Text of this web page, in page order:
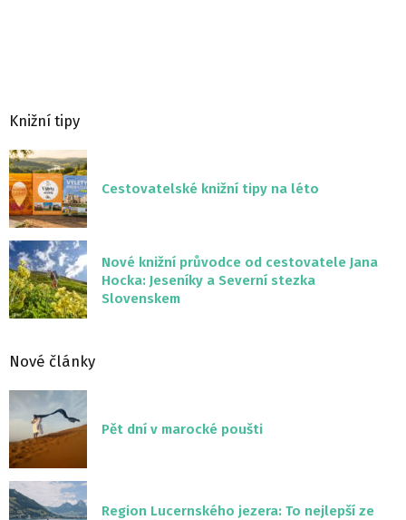
Knižní tipy
Cestovatelské knižní tipy na léto
Nové knižní průvodce od cestovatele Jana
Hocka: Jeseníky a Severní stezka
Slovenskem
Nové články
Pět dní v marocké poušti
Region Lucernského jezera: To nejlepší ze